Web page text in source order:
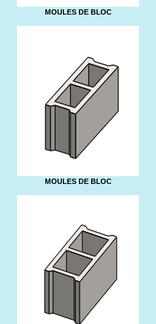
MOULES DE BLOC
MOULES DE BLOC